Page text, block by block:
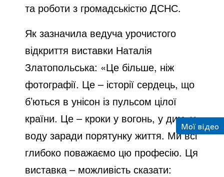
та роботи з громадськістю ДСНС.
Як зазначила ведуча урочистого
відкриття виставки Наталія
Златопольська: «Це більше, ніж
фотографії. Це – історії сердець, що
б’ються в унісон із пульсом цілої
країни. Це – кроки у вогонь, у дим, у
воду заради порятунку життя. Ми всі
глибоко поважаємо цю професію. Ця
виставка – можливість сказати:
Мої відео